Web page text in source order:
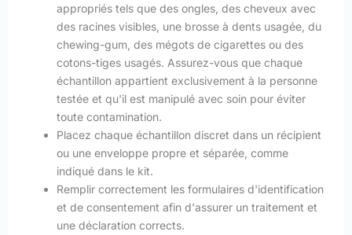
appropriés tels que des ongles, des cheveux avec
des racines visibles, une brosse à dents usagée, du
chewing-gum, des mégots de cigarettes ou des
cotons-tiges usagés. Assurez-vous que chaque
échantillon appartient exclusivement à la personne
testée et qu'il est manipulé avec soin pour éviter
toute contamination.
Placez chaque échantillon discret dans un récipient
ou une enveloppe propre et séparée, comme
indiqué dans le kit.
Remplir correctement les formulaires d'identification
et de consentement afin d'assurer un traitement et
une déclaration corrects.